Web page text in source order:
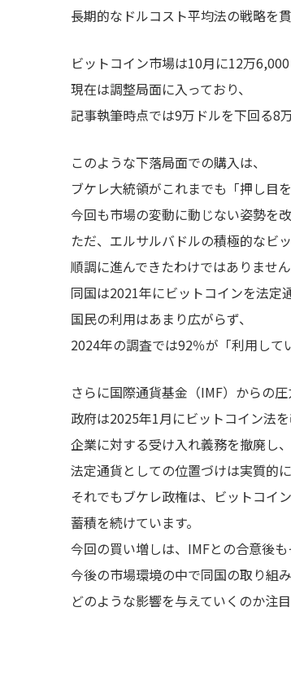
長期的なドルコスト平均法の戦略を貫
ビットコイン市場は10月に12万
現在は調整局面に入っており、
記事執筆時点では9万ドルを下回る8
このような下落局面での購入は、
ブケレ大統領がこれまでも「押し目
今回も市場の変動に動じない姿勢を
ただ、エルサルバドルの積極的なビ
順調に進んできたわけではありません
同国は2021年にビットコインを法定
国民の利用はあまり広がらず、
2024年の調査では92％が「利用して
さらに国際通貨基金（IMF）からの圧
政府は2025年1月にビットコイン法を
企業に対する受け入れ義務を撤廃し、
法定通貨としての位置づけは実質的
それでもブケレ政権は、ビットコイ
蓄積を続けています。
今回の買い増しは、IMFとの合意後
今後の市場環境の中で同国の取り組
どのような影響を与えていくのか注目